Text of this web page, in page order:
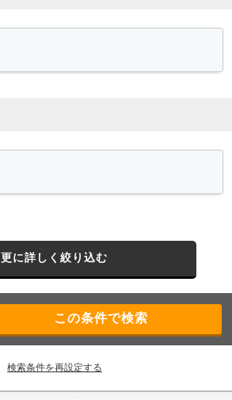
更に詳しく絞り込む
検索条件を再設定する